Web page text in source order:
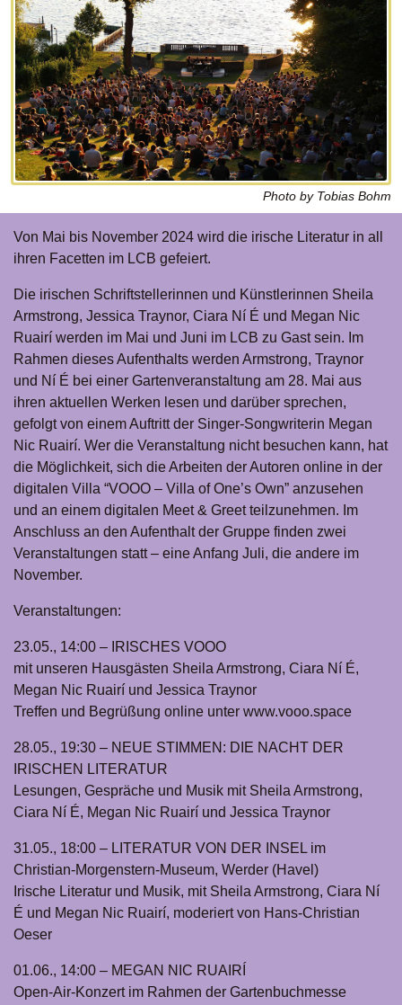
Photo by Tobias Bohm
Von Mai bis November 2024 wird die irische Literatur in all
ihren Facetten im LCB gefeiert.
Die irischen Schriftstellerinnen und Künstlerinnen Sheila
Armstrong, Jessica Traynor, Ciara Ní É und Megan Nic
Ruairí werden im Mai und Juni im LCB zu Gast sein. Im
Rahmen dieses Aufenthalts werden Armstrong, Traynor
und Ní É bei einer Gartenveranstaltung am 28. Mai aus
ihren aktuellen Werken lesen und darüber sprechen,
gefolgt von einem Auftritt der Singer-Songwriterin Megan
Nic Ruairí. Wer die Veranstaltung nicht besuchen kann, hat
die Möglichkeit, sich die Arbeiten der Autoren online in der
digitalen Villa “VOOO – Villa of One’s Own” anzusehen
und an einem digitalen Meet & Greet teilzunehmen. Im
Anschluss an den Aufenthalt der Gruppe finden zwei
Veranstaltungen statt – eine Anfang Juli, die andere im
November.
Veranstaltungen:
23.05., 14:00 – IRISCHES VOOO
mit unseren Hausgästen Sheila Armstrong, Ciara Ní É,
Megan Nic Ruairí und Jessica Traynor
Treffen und Begrüßung online unter www.vooo.space
28.05., 19:30 – NEUE STIMMEN: DIE NACHT DER
IRISCHEN LITERATUR
Lesungen, Gespräche und Musik mit Sheila Armstrong,
Ciara Ní É, Megan Nic Ruairí und Jessica Traynor
31.05., 18:00 – LITERATUR VON DER INSEL im
Christian-Morgenstern-Museum, Werder (Havel)
Irische Literatur und Musik, mit Sheila Armstrong, Ciara Ní
É und Megan Nic Ruairí, moderiert von Hans-Christian
Oeser
01.06., 14:00 – MEGAN NIC RUAIRÍ
Open-Air-Konzert im Rahmen der Gartenbuchmesse